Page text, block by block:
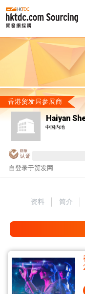
香港贸发局参展商
Haiyan
中国内地
自登录于贸发网
资料 简介